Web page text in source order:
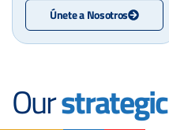
Únete a Nosotros
Ourstrategic